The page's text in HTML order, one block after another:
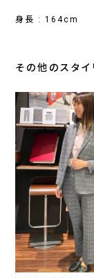
身長 : 164cm
その他のスタイ